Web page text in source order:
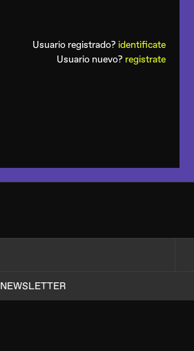
Usuario registrado? identificate
Usuario nuevo? registrate
NEWSLETTER